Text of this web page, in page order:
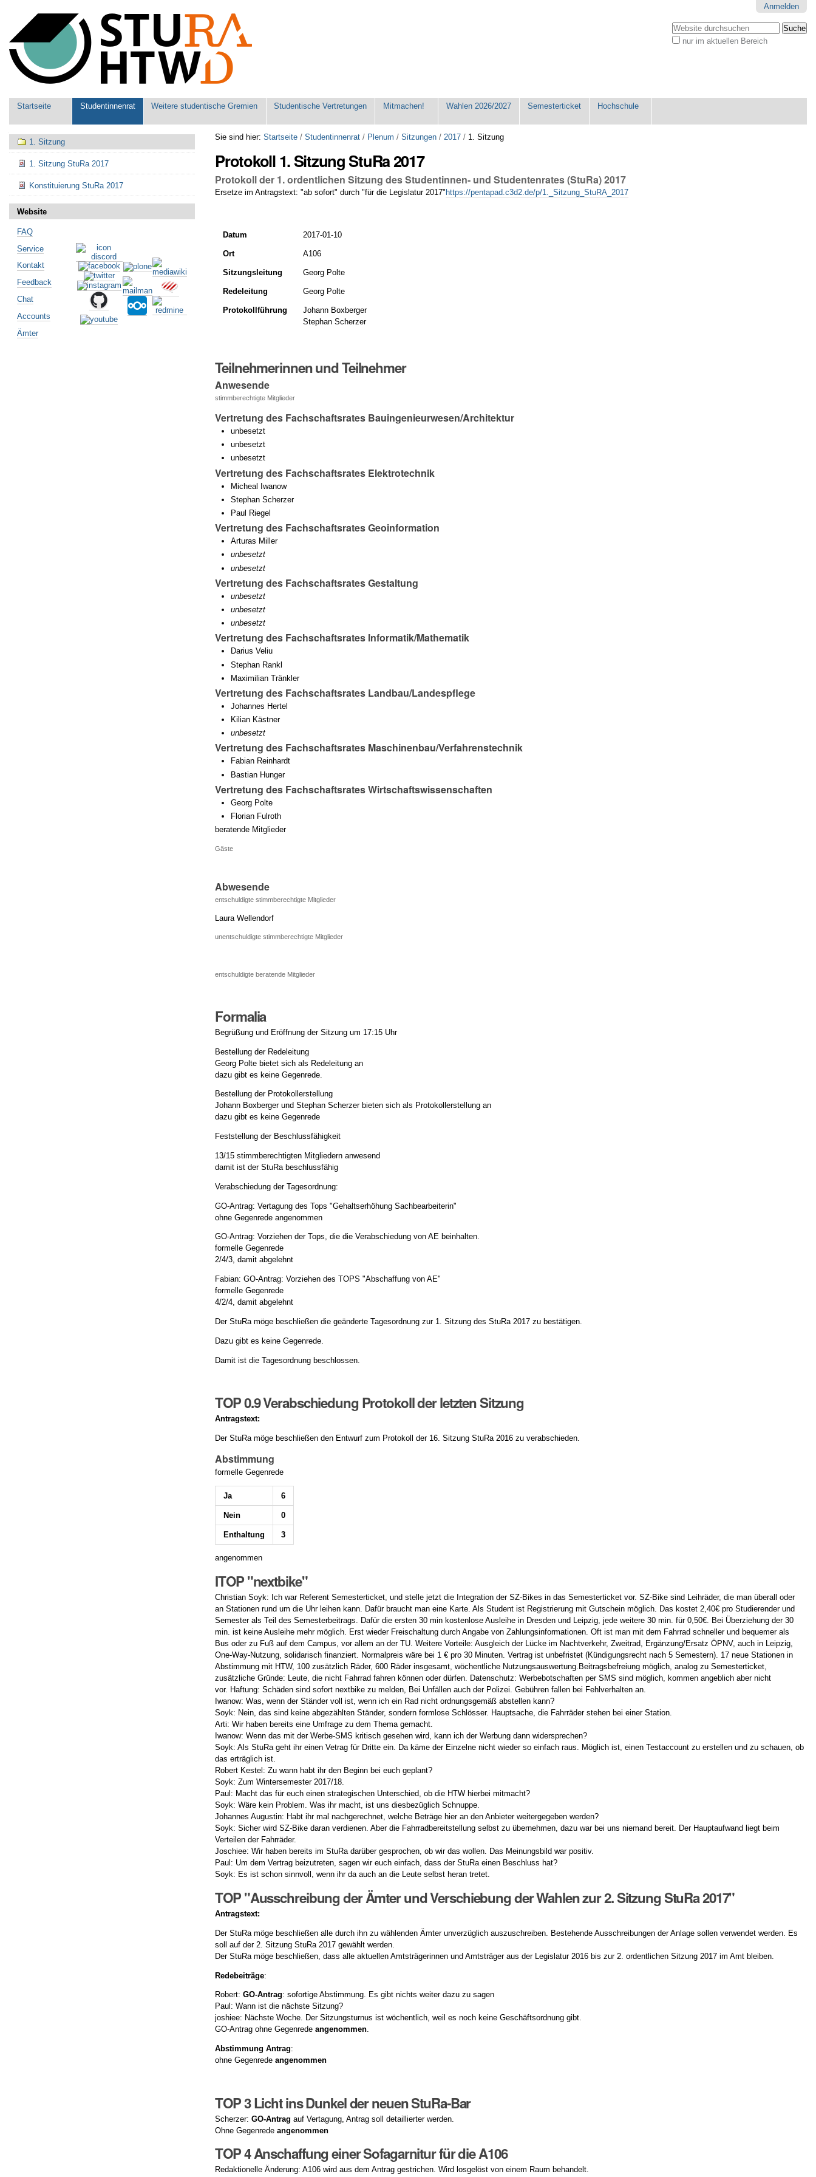
Werkzeuge
Anmelden
Website durchsuchen
nur im aktuellen Bereich
Sektionen
Startseite Studentinnenrat Weitere studentische Gremien Studentische Vertretungen Mitmachen! Wahlen 2026/2027 Semesterticket Hochschule
Sie sind hier: Startseite /Studentinnenrat / Plenum /Sitzungen /2017 / 1. Sitzung
Protokoll 1. Sitzung StuRa 2017
Protokoll der 1. ordentlichen Sitzung des Studentinnen- und Studentenrates (StuRa) 2017
Ersetze im Antragstext: "ab sofort" durch "für die Legislatur 2017" https://pentapad.c3d2.de/p/1._Sitzung_StuRA_2017
Datum 2017-01-10
Ort A106
Sitzungsleitung Georg Polte
Redeleitung Georg Polte
Protokollführung
Johann Boxberger
Stephan Scherzer
Teilnehmerinnen und Teilnehmer
Anwesende
stimmberechtigte Mitglieder
Vertretung des Fachschaftsrates Bauingenieurwesen/Architektur
unbesetzt
unbesetzt
unbesetzt
Vertretung des Fachschaftsrates Elektrotechnik
Micheal Iwanow
Stephan Scherzer
Paul Riegel
Vertretung des Fachschaftsrates Geoinformation
Arturas Miller
unbesetzt
unbesetzt
Vertretung des Fachschaftsrates Gestaltung
unbesetzt
unbesetzt
unbesetzt
Vertretung des Fachschaftsrates Informatik/Mathematik
Darius Veliu
Stephan Rankl
Maximilian Tränkler
Vertretung des Fachschaftsrates Landbau/Landespflege
Johannes Hertel
Kilian Kästner
unbesetzt
Vertretung des Fachschaftsrates Maschinenbau/Verfahrenstechnik
Fabian Reinhardt
Bastian Hunger
Vertretung des Fachschaftsrates Wirtschaftswissenschaften
Georg Polte
Florian Fulroth
beratende Mitglieder
Gäste
Abwesende
entschuldigte stimmberechtigte Mitglieder
Laura Wellendorf
unentschuldigte stimmberechtigte Mitglieder
entschuldigte beratende Mitglieder
Formalia
Begrüßung und Eröffnung der Sitzung um 17:15 Uhr
Bestellung der Redeleitung
Georg Polte bietet sich als Redeleitung an
dazu gibt es keine Gegenrede.
Bestellung der Protokollerstellung
Johann Boxberger und Stephan Scherzer bieten sich als Protokollerstellung an
dazu gibt es keine Gegenrede
Feststellung der Beschlussfähigkeit
13/15 stimmberechtigten Mitgliedern anwesend
damit ist der StuRa beschlussfähig
Verabschiedung der Tagesordnung:
GO-Antrag: Vertagung des Tops "Gehaltserhöhung Sachbearbeiterin"
ohne Gegenrede angenommen
GO-Antrag: Vorziehen der Tops, die die Verabschiedung von AE beinhalten.
formelle Gegenrede
2/4/3, damit abgelehnt
Fabian: GO-Antrag: Vorziehen des TOPS "Abschaffung von AE"
formelle Gegenrede
4/2/4, damit abgelehnt
Der StuRa möge beschließen die geänderte Tagesordnung zur 1. Sitzung des StuRa 2017 zu bestätigen.
Dazu gibt es keine Gegenrede.
Damit ist die Tagesordnung beschlossen.
TOP 0.9 Verabschiedung Protokoll der letzten Sitzung
Antragstext:
Der StuRa möge beschließen den Entwurf zum Protokoll der 16. Sitzung StuRa 2016 zu verabschieden.
Abstimmung
formelle Gegenrede
Ja 6
Nein 0
Enthaltung 3
angenommen
ITOP "nextbike"
Christian Soyk: Ich war Referent Semesterticket, und stelle jetzt die Integration der SZ-Bikes in das Semesterticket vor. SZ-Bike sind Leihräder, die man überall oder
an Stationen rund um die Uhr leihen kann. Dafür braucht man eine Karte. Als Student ist Registrierung mit Gutschein möglich. Das kostet 2,40€ pro Studierender und
Semester als Teil des Semesterbeitrags. Dafür die ersten 30 min kostenlose Ausleihe in Dresden und Leipzig, jede weitere 30 min. für 0,50€. Bei Überziehung der 30
min. ist keine Ausleihe mehr möglich. Erst wieder Freischaltung durch Angabe von Zahlungsinformationen. Oft ist man mit dem Fahrrad schneller und bequemer als
Bus oder zu Fuß auf dem Campus, vor allem an der TU. Weitere Vorteile: Ausgleich der Lücke im Nachtverkehr, Zweitrad, Ergänzung/Ersatz ÖPNV, auch in Leipzig,
One-Way-Nutzung, solidarisch finanziert. Normalpreis wäre bei 1 € pro 30 Minuten. Vertrag ist unbefristet (Kündigungsrecht nach 5 Semestern). 17 neue Stationen in
Abstimmung mit HTW, 100 zusätzlich Räder, 600 Räder insgesamt, wöchentliche Nutzungsauswertung.Beitragsbefreiung möglich, analog zu Semesterticket,
zusätzliche Gründe: Leute, die nicht Fahrrad fahren können oder dürfen. Datenschutz: Werbebotschaften per SMS sind möglich, kommen angeblich aber nicht
vor. Haftung: Schäden sind sofort nextbike zu melden, Bei Unfällen auch der Polizei. Gebühren fallen bei Fehlverhalten an.
Iwanow: Was, wenn der Ständer voll ist, wenn ich ein Rad nicht ordnungsgemäß abstellen kann?
Soyk: Nein, das sind keine abgezählten Ständer, sondern formlose Schlösser. Hauptsache, die Fahrräder stehen bei einer Station.
Arti: Wir haben bereits eine Umfrage zu dem Thema gemacht.
Iwanow: Wenn das mit der Werbe-SMS kritisch gesehen wird, kann ich der Werbung dann widersprechen?
Soyk: Als StuRa geht ihr einen Vetrag für Dritte ein. Da käme der Einzelne nicht wieder so einfach raus. Möglich ist, einen Testaccount zu erstellen und zu schauen, ob
das erträglich ist.
Robert Kestel: Zu wann habt ihr den Beginn bei euch geplant?
Soyk: Zum Wintersemester 2017/18.
Paul: Macht das für euch einen strategischen Unterschied, ob die HTW hierbei mitmacht?
Soyk: Wäre kein Problem. Was ihr macht, ist uns diesbezüglich Schnuppe.
Johannes Augustin: Habt ihr mal nachgerechnet, welche Beträge hier an den Anbieter weitergegeben werden?
Soyk: Sicher wird SZ-Bike daran verdienen. Aber die Fahrradbereitstellung selbst zu übernehmen, dazu war bei uns niemand bereit. Der Hauptaufwand liegt beim
Verteilen der Fahrräder.
Joschiee: Wir haben bereits im StuRa darüber gesprochen, ob wir das wollen. Das Meinungsbild war positiv.
Paul: Um dem Vertrag beizutreten, sagen wir euch einfach, dass der StuRa einen Beschluss hat?
Soyk: Es ist schon sinnvoll, wenn ihr da auch an die Leute selbst heran tretet.
TOP "Ausschreibung der Ämter und Verschiebung der Wahlen zur 2. Sitzung StuRa 2017"
Antragstext:
Der StuRa möge beschließen alle durch ihn zu wählenden Ämter unverzüglich auszuschreiben. Bestehende Ausschreibungen der Anlage sollen verwendet werden. Es
soll auf der 2. Sitzung StuRa 2017 gewählt werden.
Der StuRa möge beschließen, dass alle aktuellen Amtsträgerinnen und Amtsträger aus der Legislatur 2016 bis zur 2. ordentlichen Sitzung 2017 im Amt bleiben.
Redebeiträge:
Robert:GO-Antrag: sofortige Abstimmung. Es gibt nichts weiter dazu zu sagen
Paul: Wann ist die nächste Sitzung?
joshiee: Nächste Woche. Der Sitzungsturnus ist wöchentlich, weil es noch keine Geschäftsordnung gibt.
GO-Antrag ohne Gegenredeangenommen.
Abstimmung Antrag:
ohne Gegenredeangenommen
TOP 3 Licht ins Dunkel der neuen StuRa-Bar
Scherzer:GO-Antrag auf Vertagung, Antrag soll detaillierter werden.
Ohne Gegenredeangenommen
TOP 4 Anschaffung einer Sofagarnitur für die A106
Redaktionelle Änderung: A106 wird aus dem Antrag gestrichen. Wird losgelöst von einem Raum behandelt.
Navigation
1. Sitzung
1. Sitzung StuRa 2017
Konstituierung StuRa 2017
Website
FAQ
Service
Kontakt
Feedback
Chat
Accounts
Ämter